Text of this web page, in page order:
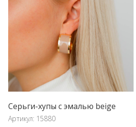
Серьги-хупы с эмалью beige
Артикул: 15880